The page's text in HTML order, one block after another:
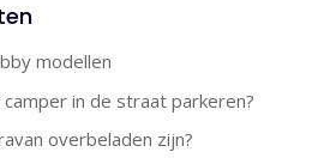
modellen
in de straat parkeren?
overbeladen zijn?